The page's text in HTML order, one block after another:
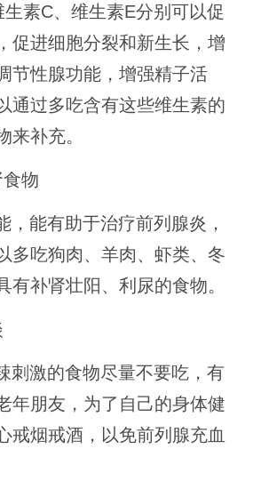
素C、维生素E分别可以促
促进细胞分裂和新生长，增
节性腺功能，增强精子活
通过多吃含有这些维生素的
来补充。
物
，能有助于治疗前列腺炎，
多吃狗肉、羊肉、虾类、冬
有补肾壮阳、利尿的食物。
刺激的食物尽量不要吃，有
年朋友，为了自己的身体健
戒烟戒酒，以免前列腺充血